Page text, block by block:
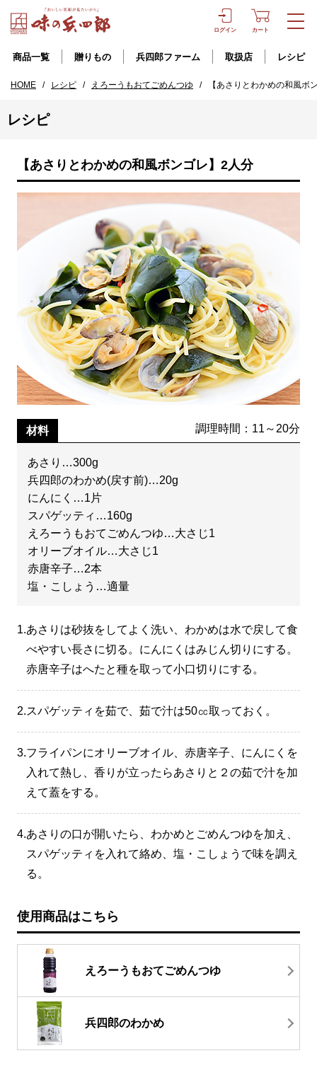
ログイン カート
商品一覧 贈りもの 兵四郎ファーム 取扱店 レシピ
HOME / レシピ / えろーうもおてごめんつゆ / 【あさりとわかめの和風ボ
レシピ
【あさりとわかめの和風ボンゴレ】2人分
材料 調理時間：11～20分
あさり…300g
兵四郎のわかめ(戻す前)…20g
にんにく…1片
スパゲッティ…160g
えろーうもおてごめんつゆ…大さじ1
オリーブオイル…大さじ1
赤唐辛子…2本
塩・こしょう…適量
1.あさりは砂抜をしてよく洗い、わかめは水で戻して食
べやすい長さに切る。にんにくはみじん切りにする。
赤唐辛子はへたと種を取って小口切りにする。
2.スパゲッティを茹で、茹で汁は50㏄取っておく。
3.フライパンにオリーブオイル、赤唐辛子、にんにくを
入れて熱し、香りが立ったらあさりと２の茹で汁を加
えて蓋をする。
4.あさりの口が開いたら、わかめとごめんつゆを加え、
スパゲッティを入れて絡め、塩・こしょうで味を調え
る。
使用商品はこちら
えろーうもおてごめんつゆ
兵四郎のわかめ